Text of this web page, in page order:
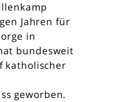
Jahren für
in
bundesweit
katholischer
geworben.